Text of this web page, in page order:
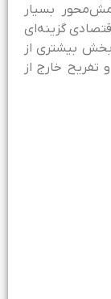
بسیار
گزینه‌ای
بیشتری از
خارج از